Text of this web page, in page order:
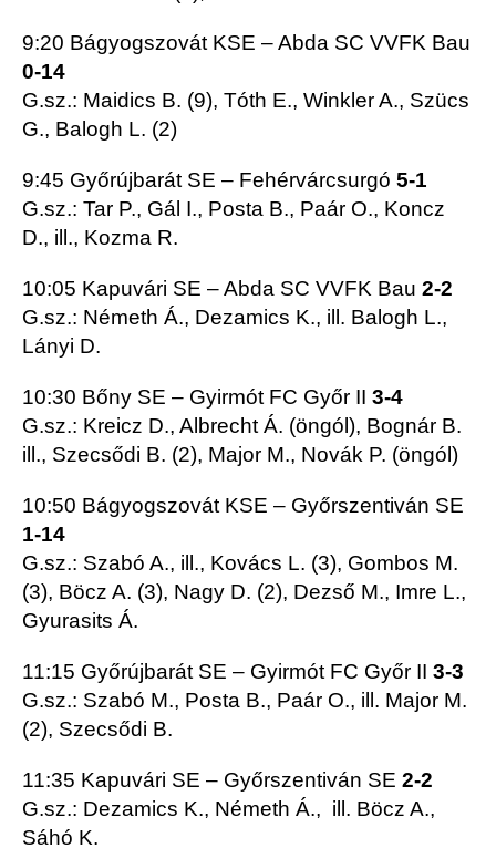
9:20 Bágyogszovát KSE – Abda SC VVFK Bau
0-14
G.sz.: Maidics B. (9), Tóth E., Winkler A., Szücs
G., Balogh L. (2)
9:45 Győrújbarát SE – Fehérvárcsurgó 5-1
G.sz.: Tar P., Gál I., Posta B., Paár O., Koncz
D., ill., Kozma R.
10:05 Kapuvári SE – Abda SC VVFK Bau 2-2
G.sz.: Németh Á., Dezamics K., ill. Balogh L.,
Lányi D.
10:30 Bőny SE – Gyirmót FC Győr II 3-4
G.sz.: Kreicz D., Albrecht Á. (öngól), Bognár B.
ill., Szecsődi B. (2), Major M., Novák P. (öngól)
10:50 Bágyogszovát KSE – Győrszentiván SE
1-14
G.sz.: Szabó A., ill., Kovács L. (3), Gombos M.
(3), Böcz A. (3), Nagy D. (2), Dezső M., Imre L.,
Gyurasits Á.
11:15 Győrújbarát SE – Gyirmót FC Győr II 3-3
G.sz.: Szabó M., Posta B., Paár O., ill. Major M.
(2), Szecsődi B.
11:35 Kapuvári SE – Győrszentiván SE 2-2
G.sz.: Dezamics K., Németh Á., ill. Böcz A.,
Sáhó K.